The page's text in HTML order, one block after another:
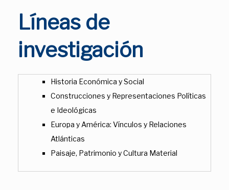
Líneas de
investigación
Historia Económica y Social
Construcciones y Representaciones Políticas
e Ideológicas
Europa y América: Vínculos y Relaciones
Atlánticas
Paisaje, Patrimonio y Cultura Material